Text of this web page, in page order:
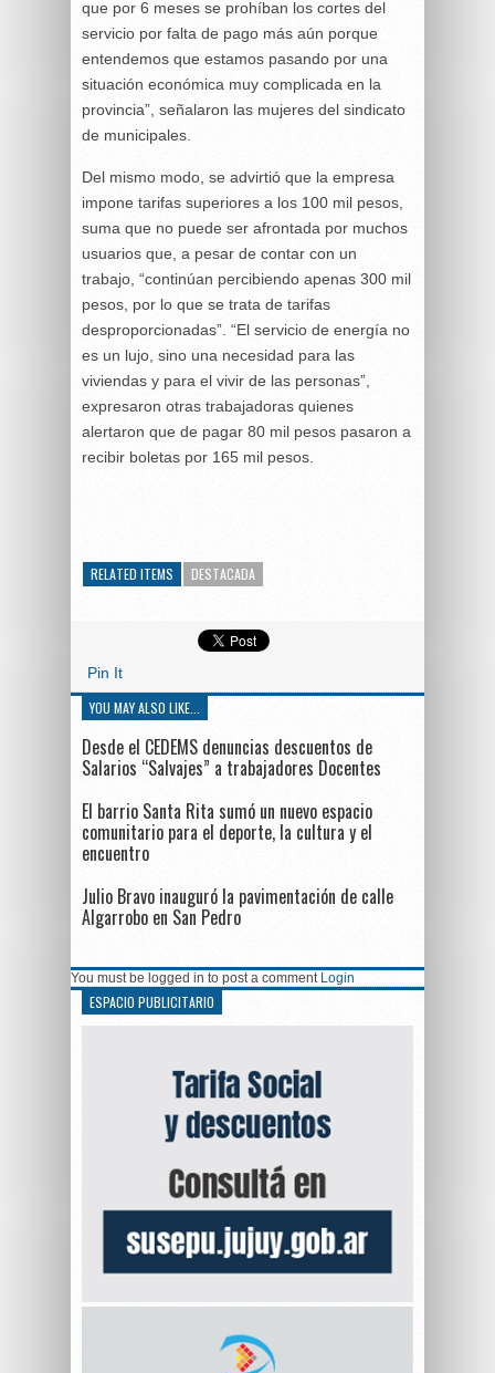
que por 6 meses se prohíban los cortes del
servicio por falta de pago más aún porque
entendemos que estamos pasando por una
situación económica muy complicada en la
provincia”, señalaron las mujeres del sindicato
de municipales.
Del mismo modo, se advirtió que la empresa
impone tarifas superiores a los 100 mil pesos,
suma que no puede ser afrontada por muchos
usuarios que, a pesar de contar con un
trabajo, “continúan percibiendo apenas 300 mil
pesos, por lo que se trata de tarifas
desproporcionadas”. “El servicio de energía no
es un lujo, sino una necesidad para las
viviendas y para el vivir de las personas”,
expresaron otras trabajadoras quienes
alertaron que de pagar 80 mil pesos pasaron a
recibir boletas por 165 mil pesos.
RELATED ITEMS DESTACADA
Pin It
YOU MAY ALSO LIKE...
Desde el CEDEMS denuncias descuentos de
Salarios “Salvajes” a trabajadores Docentes
El barrio Santa Rita sumó un nuevo espacio
comunitario para el deporte, la cultura y el
encuentro
Julio Bravo inauguró la pavimentación de calle
Algarrobo en San Pedro
You must be logged in to post a comment Login
ESPACIO PUBLICITARIO